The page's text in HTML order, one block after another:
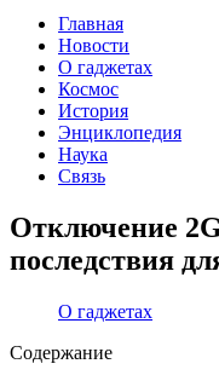
Главная
Новости
О гаджетах
Космос
История
Энциклопедия
Наука
Связь
Отключение
последствия
О гаджетах
Содержание